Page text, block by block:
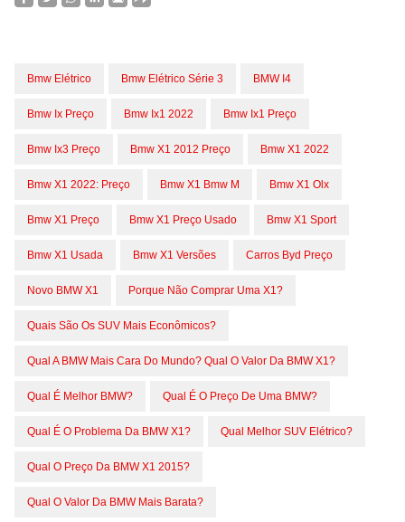
Bmw Elétrico Bmw Elétrico Série 3 BMW I4
Bmw Ix Preço Bmw Ix1 2022 Bmw Ix1 Preço
Bmw Ix3 Preço Bmw X1 2012 Preço Bmw X1 2022
Bmw X1 2022: Preço Bmw X1 Bmw M Bmw X1 Olx
Bmw X1 Preço Bmw X1 Preço Usado Bmw X1 Sport
Bmw X1 Usada Bmw X1 Versões Carros Byd Preço
Novo BMW X1 Porque Não Comprar Uma X1?
Quais São Os SUV Mais Econômicos?
Qual A BMW Mais Cara Do Mundo? Qual O Valor Da BMW X1?
Qual É Melhor BMW? Qual É O Preço De Uma BMW?
Qual É O Problema Da BMW X1? Qual Melhor SUV Elétrico?
Qual O Preço Da BMW X1 2015?
Qual O Valor Da BMW Mais Barata?